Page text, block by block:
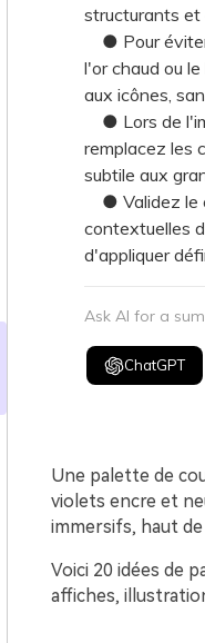
structurants et
● Pour éviter
l'or chaud ou
aux icônes,
● Lors de
remplacez les
subtile aux
● Validez le
contextuelles
d'appliquer
Ask AI for a
ChatGPT
Une palette de
violets encre et
immersifs, haut
Voici 20 idées de
affiches,